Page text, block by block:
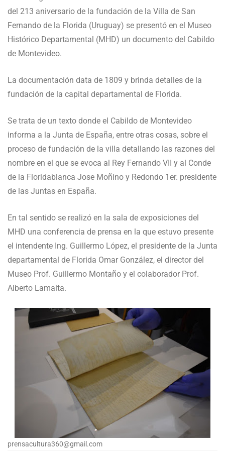
del 213 aniversario de la fundación de la Villa de San
Fernando de la Florida (Uruguay) se presentó en el Museo
Histórico Departamental (MHD) un documento del Cabildo
de Montevideo.
La documentación data de 1809 y brinda detalles de la
fundación de la capital departamental de Florida.
Se trata de un texto donde el Cabildo de Montevideo
informa a la Junta de España, entre otras cosas, sobre el
proceso de fundación de la villa detallando las razones del
nombre en el que se evoca al Rey Fernando VII y al Conde
de la Floridablanca Jose Moñino y Redondo 1er. presidente
de las Juntas en España.
En tal sentido se realizó en la sala de exposiciones del
MHD una conferencia de prensa en la que estuvo presente
el intendente Ing. Guillermo López, el presidente de la Junta
departamental de Florida Omar González, el director del
Museo Prof. Guillermo Montaño y el colaborador Prof.
Alberto Lamaita.
prensacultura360@gmail.com